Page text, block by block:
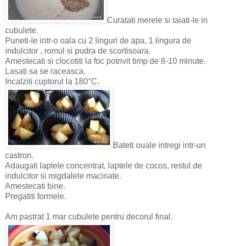
Curatati merele si taiati-le in
cubulete.
Puneti-le intr-o oala cu 2 linguri de apa, 1 lingura de
indulcitor , romul si pudra de scortisoara.
Amestecati si clocotiti la foc potrivit timp de 8-10 minute.
Lasati sa se raceasca.
Incalziti cuptorul la 180°C.
Bateti ouale intregi intr-un
castron.
Adaugati laptele concentrat, laptele de cocos, restul de
indulcitor si migdalele macinate.
Amestecati bine.
Pregatiti formele.
Am pastrat 1 mar cubulete pentru decorul final.